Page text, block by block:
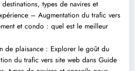
types de navires et
– Augmentation du trafic vers
et condo : quel est le meilleur
de plaisance : Explorer le goût du
du trafic vers site web dans Guide